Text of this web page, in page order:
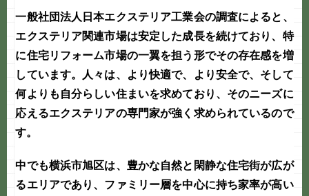
一般社団法人日本エクステリア工業会の調査によると、
エクステリア関連市場は安定した成長を続けており、特
に住宅リフォーム市場の一翼を担う形でその存在感を増
しています。人々は、より快適で、より安全で、そして
何よりも自分らしい住まいを求めており、そのニーズに
応えるエクステリアの専門家が強く求められているので
す。
中でも横浜市旭区は、豊かな自然と閑静な住宅街が広が
るエリアであり、ファミリー層を中心に持ち家率が高い